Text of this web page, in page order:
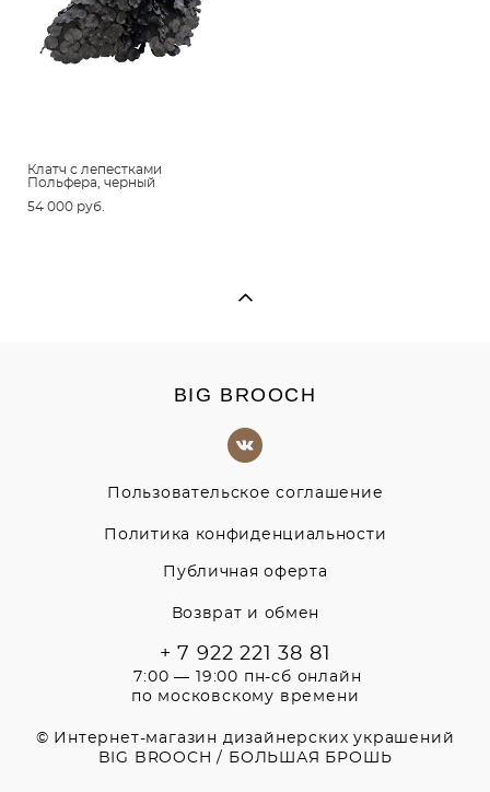
Клатч с лепестками
Польфера, черный
54 000 pуб.
BIG BROOCH
Пользовательское соглашение
Политика конфиденциальности
Публичная оферта
Возврат и обмен
+ 7 922 221 38 81
7:00 — 19:00 пн-сб онлайн
по московскому времени
© Интернет-магазин дизайнерских украшений
BIG BROOCH / БОЛЬШАЯ БРОШЬ